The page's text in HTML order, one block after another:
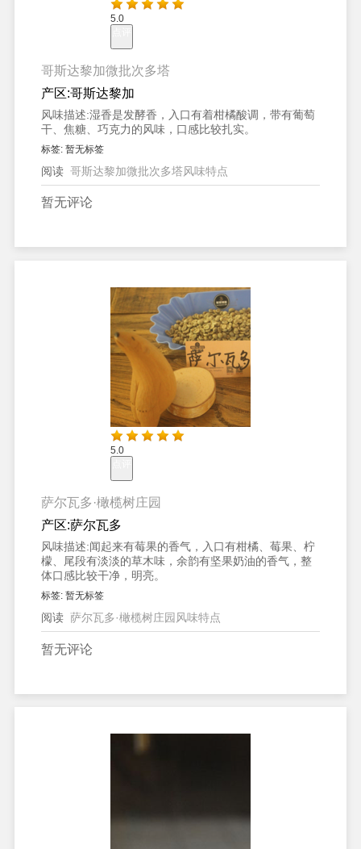
5.0
哥斯达黎加微批次多塔
产区:哥斯达黎加
风味描述:湿香是发酵香，入口有着柑橘酸调，带有葡萄
干、焦糖、巧克力的风味，口感比较扎实。
标签: 暂无标签
阅读 哥斯达黎加微批次多塔风味特点
暂无评论
5.0
萨尔瓦多·橄榄树庄园
产区:萨尔瓦多
风味描述:闻起来有莓果的香气，入口有柑橘、莓果、柠
檬、尾段有淡淡的草木味，余韵有坚果奶油的香气，整
体口感比较干净，明亮。
标签: 暂无标签
阅读 萨尔瓦多·橄榄树庄园风味特点
暂无评论